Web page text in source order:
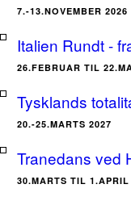
7.-13.NOVEMBER 2026
Italien Rundt -
26.FEBRUAR TIL
Tysklands
20.-25.MARTS 2027
Tranedans ved
30.MARTS TIL 1.APRIL